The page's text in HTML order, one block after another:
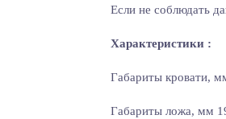
Если не соблюдать
Характеристики :
Габариты кровати,
Габариты ложа, мм